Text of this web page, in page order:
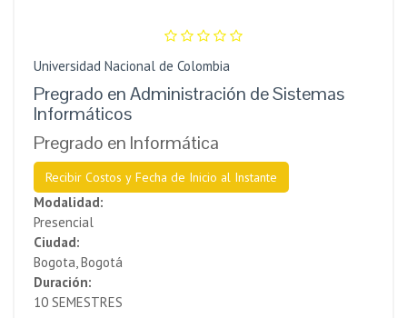
Universidad Nacional de Colombia
Pregrado en Administración de Sistemas
Informáticos
Pregrado en Informática
Recibir Costos y Fecha de Inicio al Instante
Modalidad:
Presencial
Ciudad:
Bogota, Bogotá
Duración:
10 SEMESTRES